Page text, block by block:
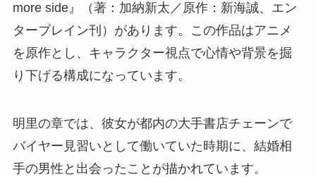
more side』（著：加納新太／原作：新海誠、エン
ターブレイン刊）があります。この作品はアニメ
を原作とし、キャラクター視点で心情や背景を掘
り下げる構成になっています。
明里の章では、彼女が都内の大手書店チェーンで
バイヤー見習いとして働いていた時期に、結婚相
手の男性と出会ったことが描かれています。